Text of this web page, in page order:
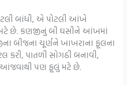
બાંધી, એ પોટલી આંખે
છે. કણજીનું બી ઘસીને આંખમાં
બીજના ચૂર્ણને ખાખરાના ફૂલના
કરી, પાતળી સોગઠી બનાવી,
પણ ફૂલું મટે છે.